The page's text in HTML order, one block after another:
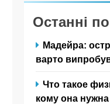
Останні
Мадейра:
варто
Что такое
кому она нужна